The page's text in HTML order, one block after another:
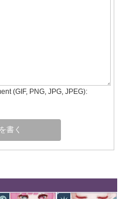
(GIF, PNG, JPG, JPEG):